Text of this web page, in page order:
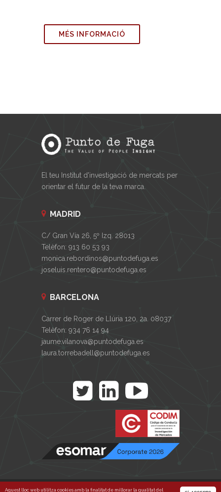
Aquest lloc web utilitza cookies amb la finalitat de millorar la qualitat del
MÉS INFORMACIÓ
El teu Institut d'investigació de mercats per
orientar el futur de la teva marca.
MADRID
C/ Gran Vía 26, 5º Izq. 28013
Telèfon: 913 60 53 93
monica.rebordinos@puntodefuga.es
joseluis.rentero@puntodefuga.es
BARCELONA
Carrer de Roger de Llúria 120, 2a. 08037
Telèfon: 934 76 14 94
jaume.vilanova@puntodefuga.es
laura.torrebadell@puntodefuga.es
Punto de Fuga © 2026Política de privacitat